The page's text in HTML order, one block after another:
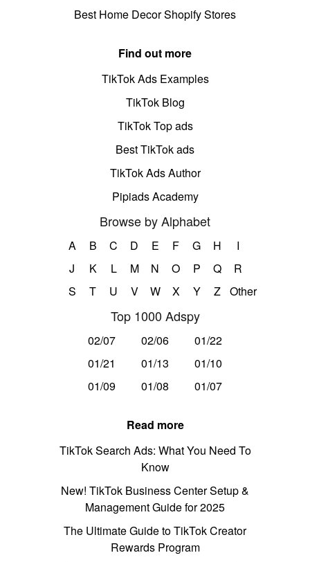
Best Home Decor Shopify Stores
Find out more
TikTok Ads Examples
TikTok Blog
TikTok Top ads
Best TikTok ads
TikTok Ads Author
Pipiads Academy
Browse by Alphabet
A B C D E F G H
I
J
K L M N O P Q
R
S
T U V W X Y Z Other
Top 1000 Adspy
02/07 02/06
01/22
01/21
01/13
01/10
01/09
01/08 01/07
Read more
TikTok Search Ads: What You Need To
Know
New! TikTok Business Center Setup &
Management Guide for 2025
The Ultimate Guide to TikTok Creator
Rewards Program